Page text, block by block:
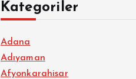
Kategoriler
Adana
Adıyaman
Afyonkarahisar